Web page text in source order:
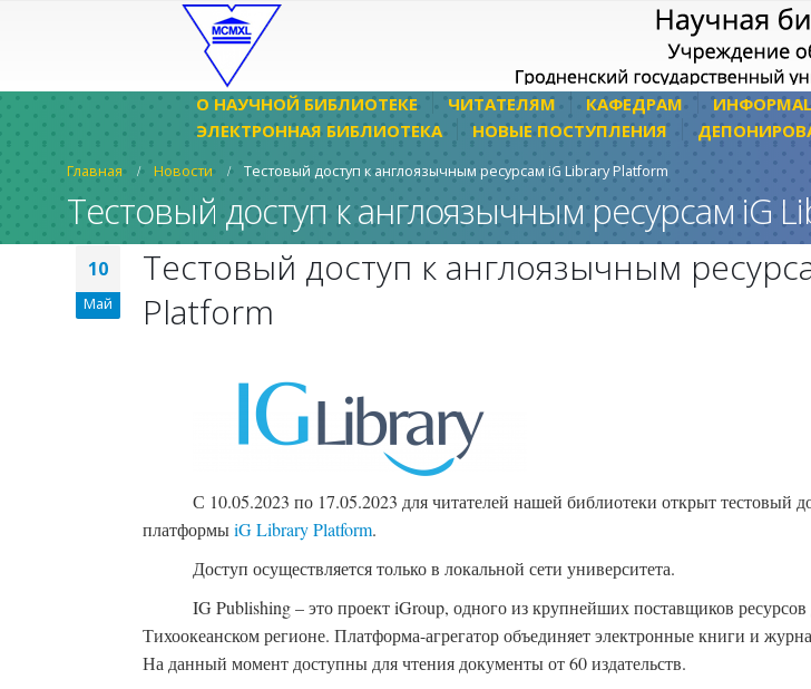
О НАУЧНОЙ БИБЛИОТЕКЕ ЧИТАТЕЛЯМ КАФЕДРАМ
ЭЛЕКТРОННАЯ БИБЛИОТЕКА
НОВЫЕ ПОСТУПЛЕНИЯ
Главная Новости Тестовый доступ к англоязычным ресурсам iG Library Platform
Тестовый доступ к англоязычным ресурсам iG
10
Май
Тестовый доступ к англоязычным
Platform
С 10.05.2023 по 17.05.2023 для читателей нашей библиотеки открыт тестовый
платформыiG Library Platform.
Доступ осуществляется только в локальной сети университета.
IG Publishing – это проект iGroup, одного из крупнейших поставщиков
Тихоокеанском регионе. Платформа-агрегатор объединяет электронные книги и
На данный момент доступны для чтения документы от 60 издательств.